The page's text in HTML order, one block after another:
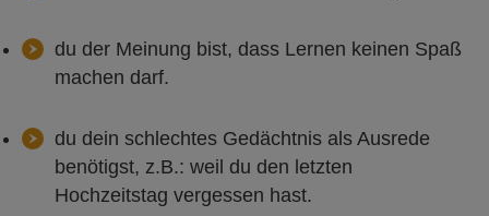
du der Meinung bist, dass Lernen keinen Spaß
machen darf.
du dein schlechtes Gedächtnis als Ausrede
benötigst, z.B.: weil du den letzten
Hochzeitstag vergessen hast.